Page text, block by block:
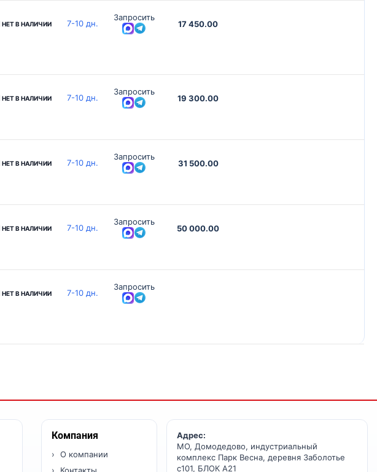
НЕТ В НАЛИЧИИ 7-10 дн.
Запросить
17 450.00
НЕТ В НАЛИЧИИ 7-10 дн.
Запросить
19 300.00
НЕТ В НАЛИЧИИ 7-10 дн.
Запросить
31 500.00
НЕТ В НАЛИЧИИ 7-10 дн.
Запросить
50 000.00
НЕТ В НАЛИЧИИ 7-10 дн.
Запросить
Компания
О компании
Адрес:
МО, Домодедово, индустриальный
комплекс Парк Весна, деревня Заболотье
с101, БЛОК А21